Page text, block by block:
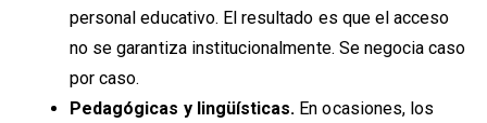
personal educativo. El resultado es que el acceso
no se garantiza institucionalmente. Se negocia caso
por caso.
Pedagógicas y lingüísticas. En ocasiones, los